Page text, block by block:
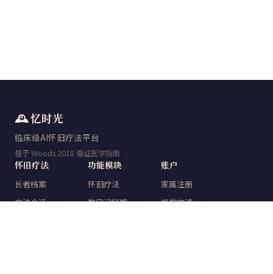
🕰️ 忆时光
临床级AI怀旧疗法平台
基于 Woods 2018 循证医学指南
怀旧疗法
长者档案
疗法会话
功能模块
怀旧疗法
数字记忆馆
账户
家属注册
机构申请